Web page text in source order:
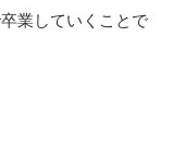
業していくことで